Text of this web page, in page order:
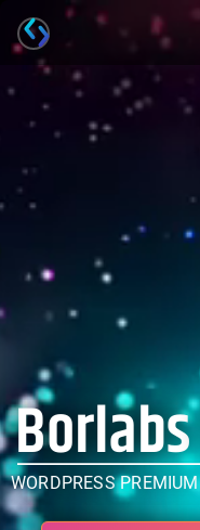
Borlabs
WORDPRESS PREMIUM